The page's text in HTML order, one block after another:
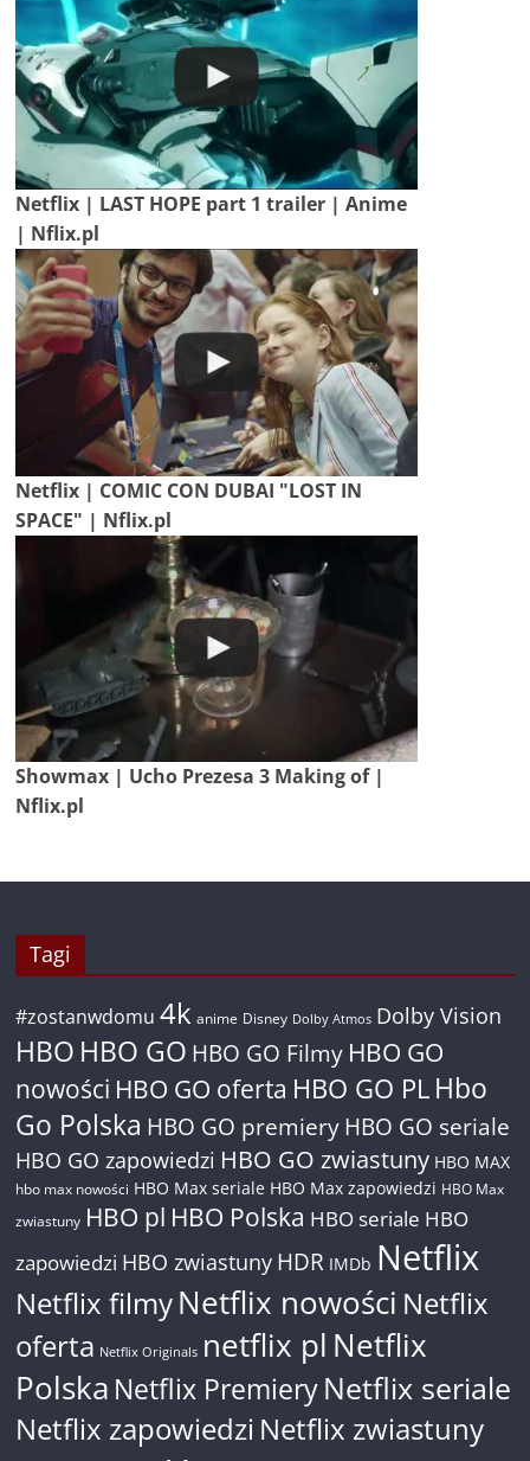
Netflix | LAST HOPE part 1 trailer | Anime
| Nflix.pl
Netflix | COMIC CON DUBAI "LOST IN
SPACE" | Nflix.pl
Showmax | Ucho Prezesa 3 Making of |
Nflix.pl
Tagi
#zostanwdomu 4k anime Disney Dolby Atmos Dolby Vision
HBO HBO GO HBO GO Filmy HBO GO
nowości HBO GO oferta HBO GO PL Hbo
Go Polska HBO GO premiery HBO GO seriale
HBO GO zapowiedzi HBO GO zwiastuny HBO MAX
hbo max nowości HBO Max seriale HBO Max zapowiedzi HBO Max
zwiastuny HBO pl HBO Polska HBO seriale HBO
zapowiedzi HBO zwiastuny HDR IMDb Netflix
Netflix filmyNetflix nowości Netflix
oferta Netflix Originals netflix pl Netflix
Polska Netflix PremieryNetflix seriale
Netflix zapowiedzi Netflix zwiastuny